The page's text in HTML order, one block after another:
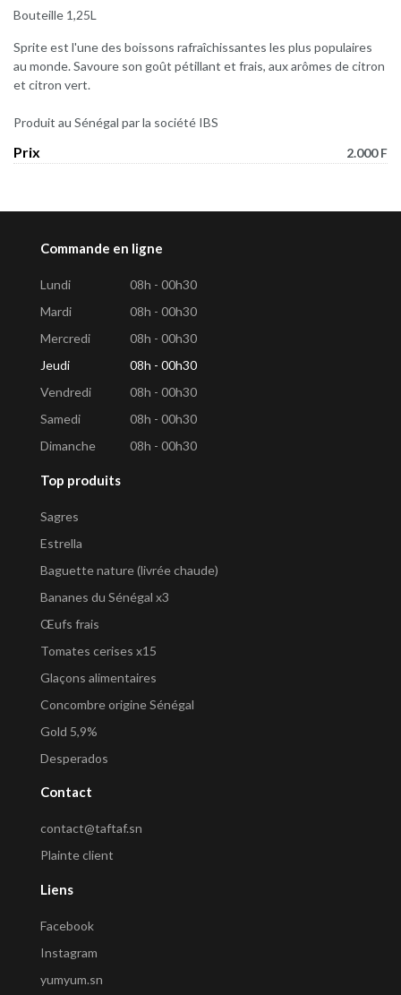
Bouteille 1,25L
Sprite est l'une des boissons rafraîchissantes les plus populaires
au monde. Savoure son goût pétillant et frais, aux arômes de citron
et citron vert.
Produit au Sénégal par la société IBS
Prix 2.000 F
Commande en ligne
Lundi
08h - 00h30
Mardi
08h - 00h30
Mercredi
08h - 00h30
Jeudi
08h - 00h30
Vendredi
08h - 00h30
Samedi
08h - 00h30
Dimanche
08h - 00h30
Top produits
Sagres
Estrella
Baguette nature (livrée chaude)
Bananes du Sénégal x3
Œufs frais
Tomates cerises x15
Glaçons alimentaires
Concombre origine Sénégal
Gold 5,9%
Desperados
Contact
contact@taftaf.sn
Plainte client
Liens
Facebook
Instagram
yumyum.sn